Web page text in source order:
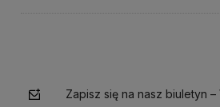
Zapisz się na nasz biuletyn